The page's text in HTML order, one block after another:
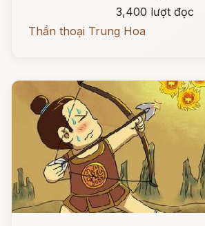
3,400 lượt đọc
Thần thoại Trung Hoa